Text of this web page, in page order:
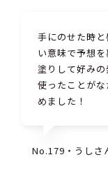
手にのせた時
い意味で予想
塗りして好み
使ったことが
めました！
No.179・うしさ